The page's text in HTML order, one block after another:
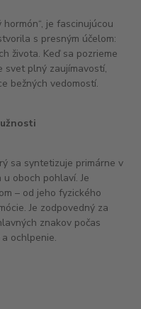
je fascinujúcou
s presným účelom:
života. Keď sa pozrieme
svet plný zaujímavostí,
bežných vedomostí.
sa syntetizuje primárne v
oboch pohlaví. Je
– od jeho fyzického
Je zodpovedný za
znakov počas
ochlpenie.